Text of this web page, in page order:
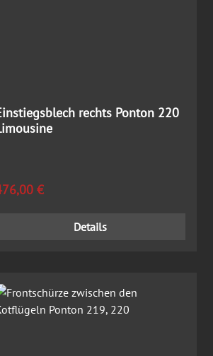
rechts Ponton 220
Preis:
€
Details